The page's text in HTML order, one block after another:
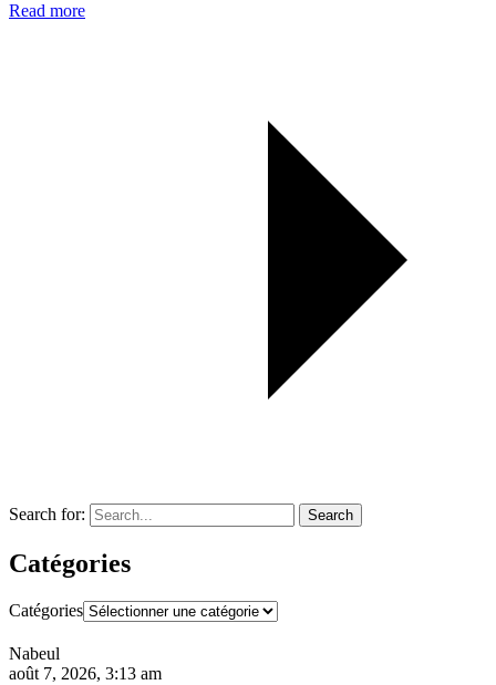
Read more
Search for: Search
Catégories
Catégories
Nabeul
août 7, 2026, 3:13 am